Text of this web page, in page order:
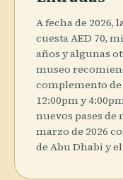
A fecha de 2026,
cuesta AED 70,
años y algunas
museo
complemento de
12:00pm y
nuevos pases de
marzo de 2026
de Abu Dhabi y